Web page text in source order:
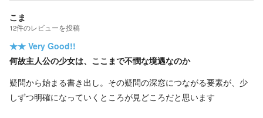
こま
12件のレビューを投稿
★★ Very Good!!
何故主人公の少女は、ここまで不憫な境遇なのか
疑問から始まる書き出し。その疑問の深窓につながる要素が、少
しずつ明確になっていくところが見どころだと思います